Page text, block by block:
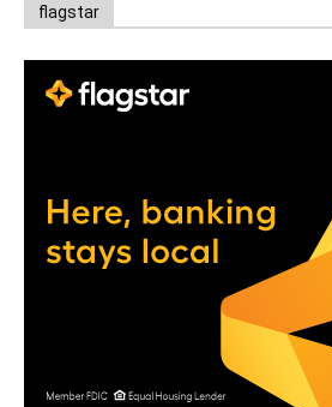
flagstar